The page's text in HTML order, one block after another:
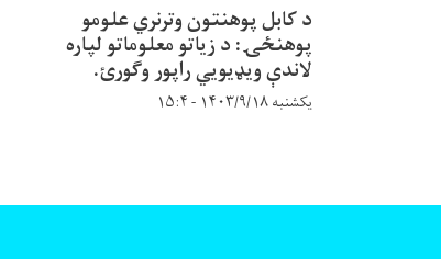
د کابل پوهنتون وترنري علومو
پوهنځۍ: د زیاتو معلوماتو لپاره
لاندې ویډیويي راپور وګورئ.
یکشنبه ۱۴۰۳/۹/۱۸ - ۱۵:۴